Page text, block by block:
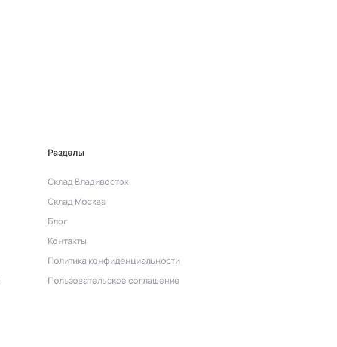
Разделы
Склад Владивосток
Склад Москва
Блог
Контакты
Политика конфиденциальности
Пользовательское соглашение